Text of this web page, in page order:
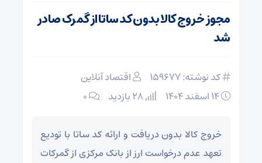
مجوز خروج کالا بدون کد ساتا از گمرک صادر
شد
کد نوشته: 159677
اقتصاد آنلاین
۰
خروج کالا بدون دریافت و ارائه کد ساتا با تودیع
تعهد عدم درخواست ارز از بانک مرکزی از گمرکات